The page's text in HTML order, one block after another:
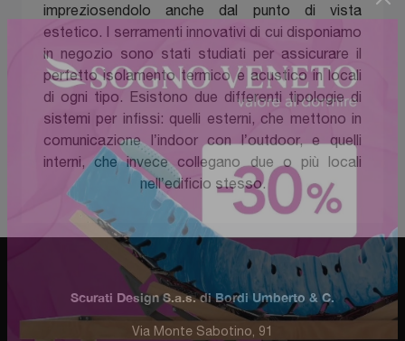
impreziosendolo anche dal punto di vista
estetico. I serramenti innovativi di cui disponiamo
in negozio sono stati studiati per assicurare il
perfetto isolamento termico e acustico in locali
di ogni tipo. Esistono due differenti tipologie di
sistemi per infissi: quelli esterni, che mettono in
comunicazione l’indoor con l’outdoor, e quelli
interni, che invece collegano due o più locali
nell’edificio stesso.
Scurati Design S.a.s. di Bordi Umberto & C.
Via Monte Sabotino, 91